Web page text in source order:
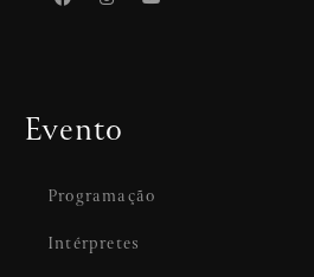
Evento
Programação
Intérpretes